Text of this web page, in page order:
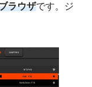
ラウザです。ジ